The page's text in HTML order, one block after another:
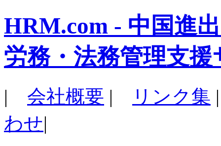
HRM.com - 中国進
労務・法務管理支援
| 会社概要 | リンク集
わせ|